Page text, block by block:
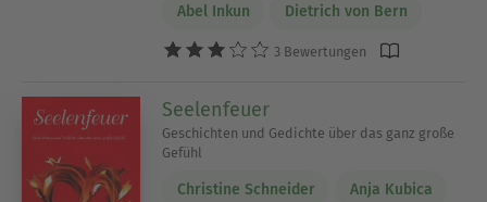
Abel Inkun Dietrich von Bern
3 Bewertungen
Seelenfeuer
Geschichten und Gedichte über das ganz große
Gefühl
Christine Schneider Anja Kubica